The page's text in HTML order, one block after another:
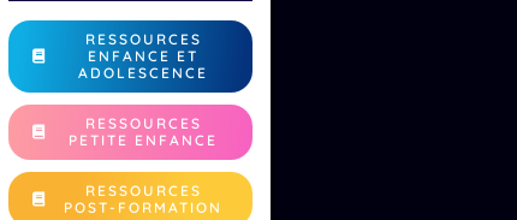
RESSOURCES
ENFANCE ET
ADOLESCENCE
RESSOURCES
PETITE ENFANCE
RESSOURCES
POST-FORMATION